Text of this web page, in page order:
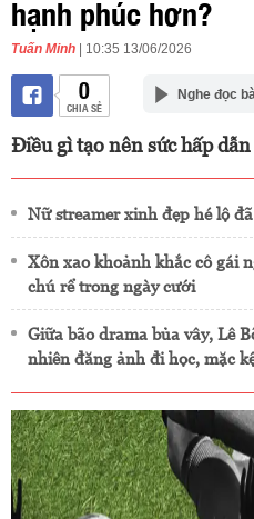
hạnh phúc hơn?
Tuấn Minh | 10:35 13/06/2026
0
CHIA SẺ
Nghe đọc
Điều gì tạo nên sức hấp
Nữ streamer xinh đẹp hé lộ
Xôn xao khoảnh khắc cô gái
chú rể trong ngày cưới
Giữa bão drama bủa vây, Lê
nhiên đăng ảnh đi học, mặc